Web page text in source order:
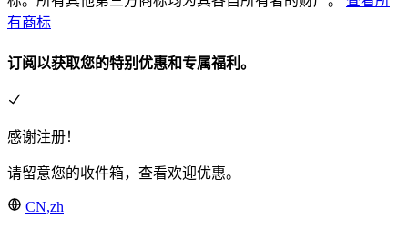
有商标
订阅以获取您的特别优惠和专属福利。
感谢注册！
请留意您的收件箱，查看欢迎优惠。
CN,zh